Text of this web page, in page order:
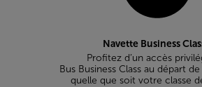
Navette Business
Profitez d’un accès
Bus Business Class au départ de
quelle que soit votre classe